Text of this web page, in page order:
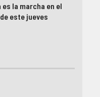
es la marcha en el
este jueves